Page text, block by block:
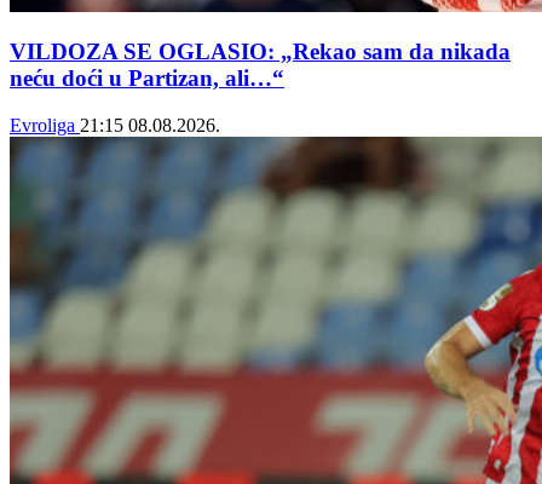
VILDOZA SE OGLASIO: „Rekao sam da nikada
neću doći u Partizan, ali…“
Evroliga 21:15 08.08.2026.